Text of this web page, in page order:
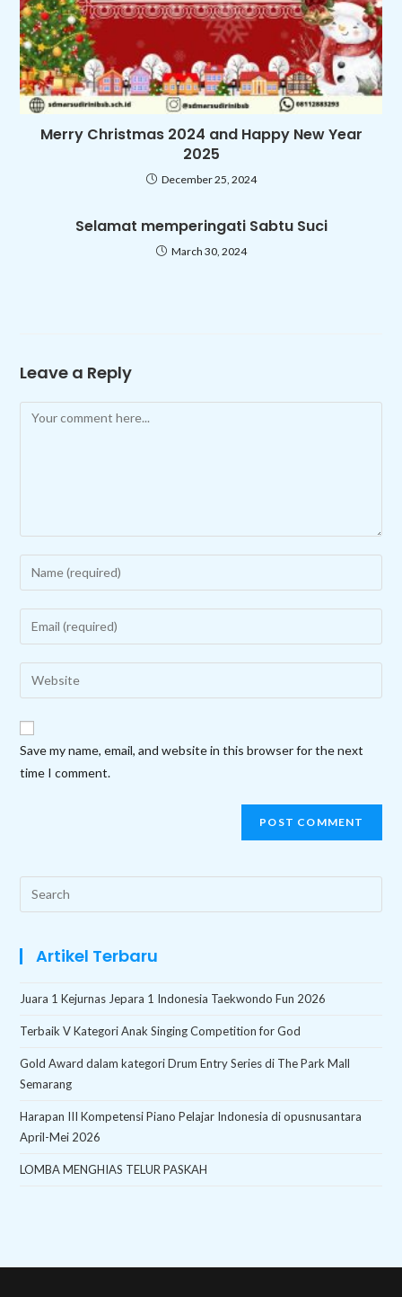
Merry Christmas 2024 and Happy New Year
2025
December 25, 2024
Selamat memperingati Sabtu Suci
March 30, 2024
Leave a Reply
Comment
Enter
your
name
to
comment
Enter
your
email
address
comment
Enter
your
website
URL
Save my name, email, and website in this browser for the next
time I comment.
Search
this
Artikel Terbaru
Juara 1 Kejurnas Jepara 1 Indonesia Taekwondo Fun 2026
Terbaik V Kategori Anak Singing Competition for God
Gold Award dalam kategori Drum Entry Series di The Park Mall
Semarang
Harapan III Kompetensi Piano Pelajar Indonesia di opusnusantara
April-Mei 2026
LOMBA MENGHIAS TELUR PASKAH